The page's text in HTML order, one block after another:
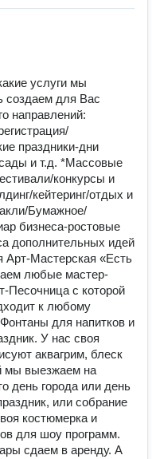
услуги мы
cоздаем для Вас
направлений:
праздники-дни
и т.д. *Массовые
конкурсы и
кейтеринг/отдых и
Бумажное/
бизнеса-ростовые
дополнительных идей
Арт-Мастерская «Есть
любые мастер-
с которой
к любому
для напитков и
У нас своя
аквагрим, блеск
мы выезжаем на
день города или день
или собрание
костюмерка и
для шоу программ.
сдаем в аренду. А